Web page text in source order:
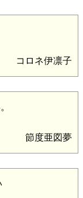
コロネ伊凛子
節度亜図夢